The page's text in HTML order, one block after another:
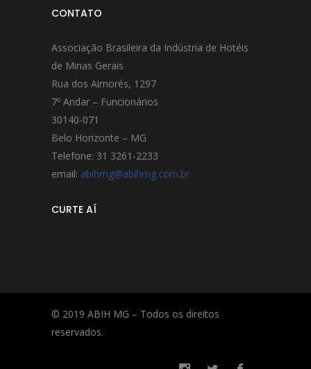
CONTATO
Associação Brasileira da Indústria de Hotéis
de Minas Gerais
Rua dos Aimorés, 1297
7º Andar – Funcionários
30140-071
Belo Horizonte – MG
Telefone: 31 3261-2233
email: abihmg@abihmg.com.br
CURTE AÍ
© 2019 ABIH MG – Todos os direitos
reservados.